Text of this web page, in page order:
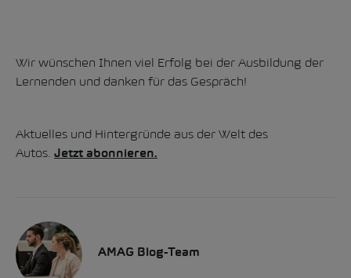
Wir wünschen Ihnen viel Erfolg bei der Ausbildung der
Lernenden und danken für das Gespräch!
Aktuelles und Hintergründe aus der Welt des
Autos. Jetzt abonnieren.
AMAG Blog-Team